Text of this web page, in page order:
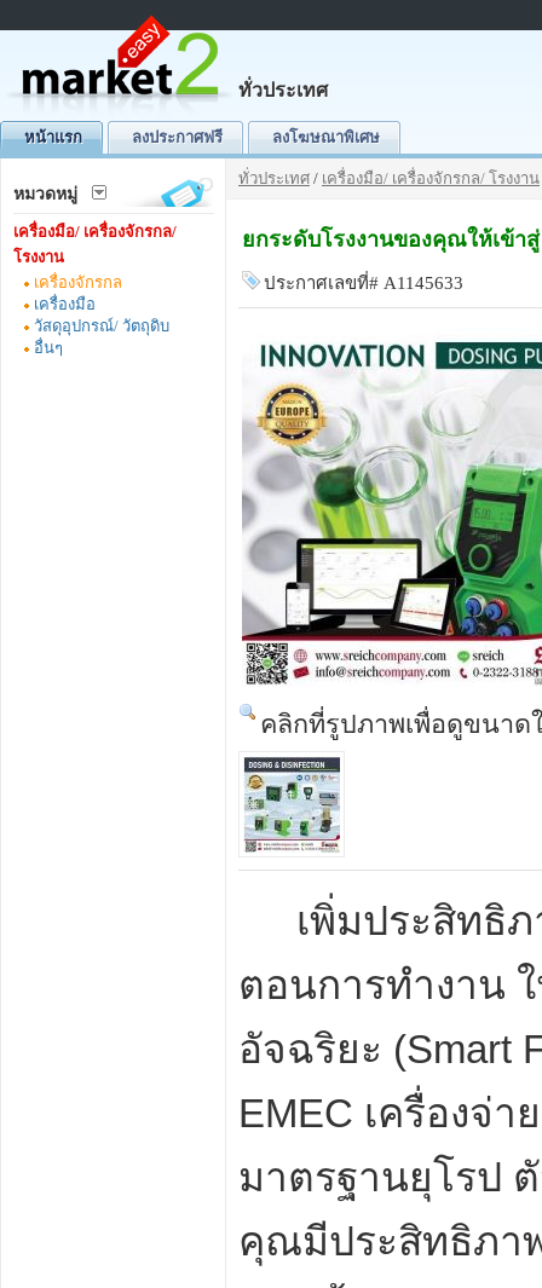
ทั่วประเทศ
หน้าแรก ลงประกาศฟรี ลงโฆษณาพิเศษ
หมวดหมู่
เครื่องมือ/ เครื่องจักรกล/
โรงงาน
เครื่องจักรกล
เครื่องมือ
วัสดุอุปกรณ์/ วัตถุดิบ
อื่นๆ
ทั่วประเทศ / เครื่องมือ/ เครื่องจักรกล/ โรงงาน
ยกระดับโรงงานของคุณให้เข้า
ประกาศเลขที่# A1145633
คลิกที่รูปภาพเพื่อดูขนาด
เพิ่มประสิทธิ
ตอนการทำงาน
อัจฉริยะ (Smart
EMEC เครื่องจ่
มาตรฐานยุโรป
คุณมีประสิทธิภา